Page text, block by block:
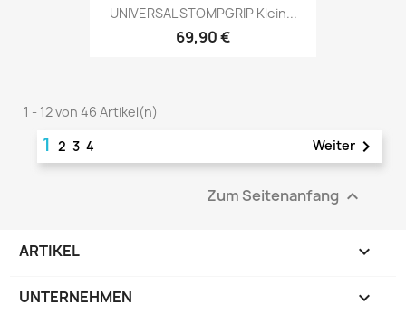
UNIVERSAL STOMPGRIP Klein...
69,90 €
1 - 12 von 46 Artikel(n)
1234 Weiter
Zum Seitenanfang 
ARTIKEL 
UNTERNEHMEN 